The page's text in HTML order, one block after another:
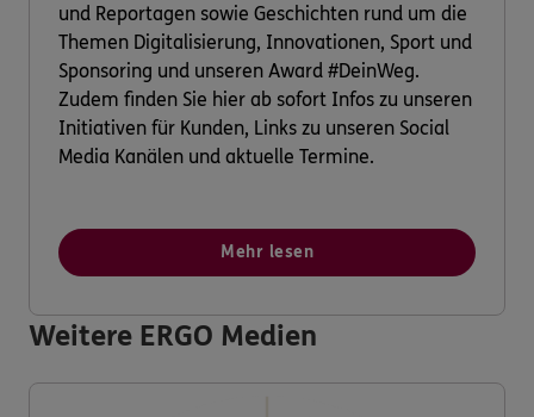
und Reportagen sowie Geschichten rund um die
Themen Digitalisierung, Innovationen, Sport und
Sponsoring und unseren Award #DeinWeg.
Zudem finden Sie hier ab sofort Infos zu unseren
Initiativen für Kunden, Links zu unseren Social
Media Kanälen und aktuelle Termine.
Mehr lesen
Weitere ERGO Medien